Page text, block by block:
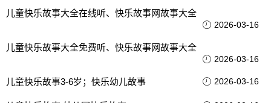
儿童快乐故事大全在线听、快乐故事网故事大全
2026-03-16
儿童快乐故事大全免费听、快乐故事网故事大全
2026-03-16
儿童快乐故事3-6岁；快乐幼儿故事 2026-03-16